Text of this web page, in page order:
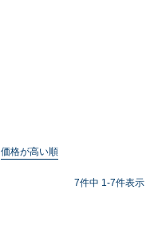
価格が高い順
7件中 1-7件表示